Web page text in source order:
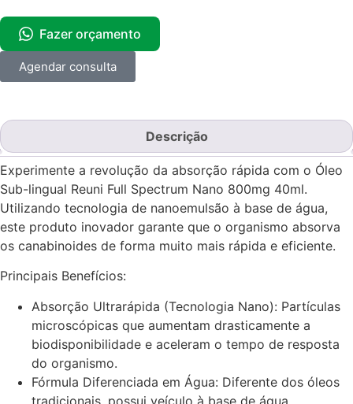
Fazer orçamento
Agendar consulta
Descrição
Experimente a revolução da absorção rápida com o Óleo
Sub-lingual Reuni Full Spectrum Nano 800mg 40ml.
Utilizando tecnologia de nanoemulsão à base de água,
este produto inovador garante que o organismo absorva
os canabinoides de forma muito mais rápida e eficiente.
Principais Benefícios:
Absorção Ultrarápida (Tecnologia Nano): Partículas
microscópicas que aumentam drasticamente a
biodisponibilidade e aceleram o tempo de resposta
do organismo.
Fórmula Diferenciada em Água: Diferente dos óleos
tradicionais, possui veículo à base de água,